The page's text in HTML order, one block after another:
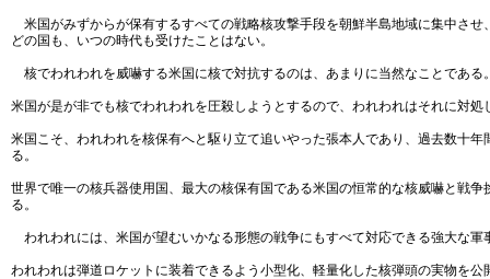
米国がみずからが保有するすべての戦略核攻撃手段を朝鮮半島地域に集中さ
どの国も、いつの時代も受けたことはない。
核でわれわれを威嚇する米国に核で対抗するのは、あまりに当然なことである
米国が是が非でも核でわれわれを圧殺しようとするので、われわれはそれに対
米国こそ、われわれを核保有へと駆り立て追いやった張本人であり、過去数十
る。
世界で唯一の核兵器使用国、最大の核保有国である米国の恒常的な核威嚇と戦
る。
われわれには、米国が望むいかなる形態の戦争にもすべて対応できる強大な軍
われわれは弾道ロケットに装着できるよう小型化、軽量化した核弾頭の実物を